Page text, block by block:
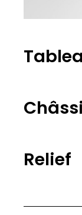
Relief